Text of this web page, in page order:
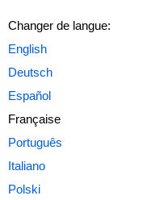
Changer de langue:
Française